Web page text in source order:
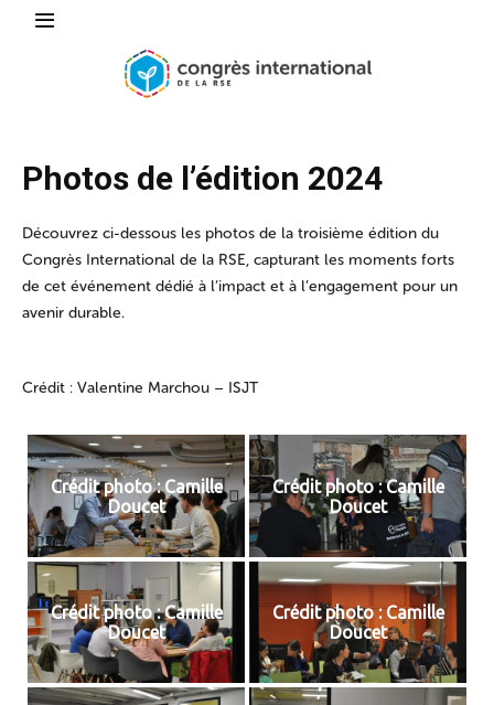
Photos de l’édition 2024
Découvrez ci-dessous les photos de la troisième édition du
Congrès International de la RSE, capturant les moments forts
de cet événement dédié à l’impact et à l’engagement pour un
avenir durable.
Crédit : Valentine Marchou – ISJT
Crédit photo : Camille
Doucet
Crédit photo : Camille
Doucet
Crédit photo : Camille
Doucet
Crédit photo : Camille
Doucet